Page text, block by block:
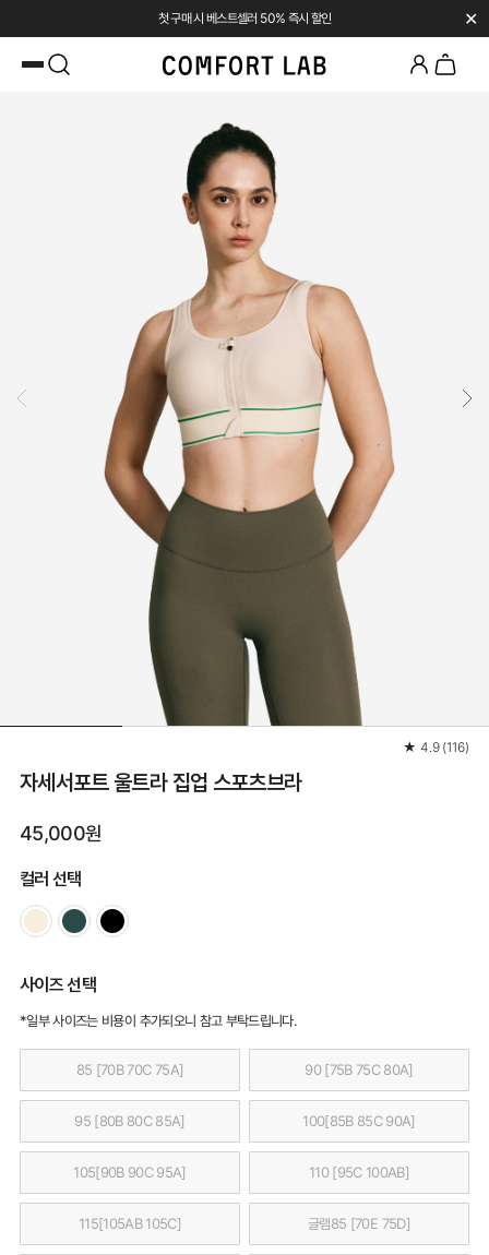
첫 구매 시 베스트셀러 50% 즉시 할인 ✕
★ 4.9 (116)
자세서포트 울트라 집업 스포츠브라
45,000원
컬러 선택
사이즈 선택
*일부 사이즈는 비용이 추가되오니 참고 부탁드립니다.
85 [70B 70C 75A] 90 [75B 75C 80A]
95 [80B 80C 85A] 100[85B 85C 90A]
105[90B 90C 95A] 110 [95C 100AB]
115[105AB 105C] 글램85 [70E 75D]